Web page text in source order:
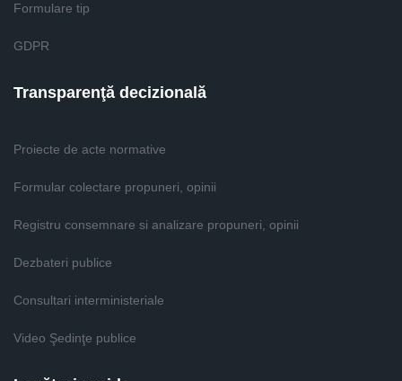
Formulare tip
GDPR
Transparenţă decizională
Proiecte de acte normative
Formular colectare propuneri, opinii
Registru consemnare si analizare propuneri, opinii
Dezbateri publice
Consultari interministeriale
Video Şedinţe publice